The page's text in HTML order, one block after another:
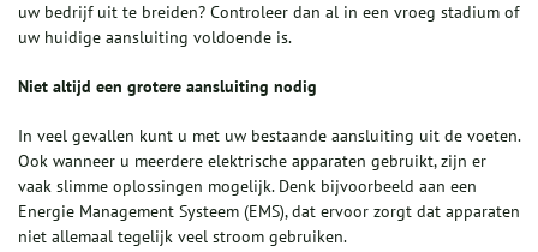
uw bedrijf uit te breiden? Controleer dan al in een vroeg stadium of
uw huidige aansluiting voldoende is.
Niet altijd een grotere aansluiting nodig
In veel gevallen kunt u met uw bestaande aansluiting uit de voeten.
Ook wanneer u meerdere elektrische apparaten gebruikt, zijn er
vaak slimme oplossingen mogelijk. Denk bijvoorbeeld aan een
Energie Management Systeem (EMS), dat ervoor zorgt dat apparaten
niet allemaal tegelijk veel stroom gebruiken.